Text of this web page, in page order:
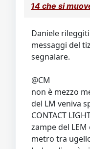
14 che si
Daniele
messaggi del
segnalare.
@CM
non è mezzo
del LM veniva
CONTACT
zampe del
metro tra